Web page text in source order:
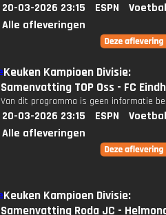
20-03-2026 23:15 ESPN
Alle afleveringen
Keuken Kampioen Divisie:
Samenvatting TOP Oss - FC
Van dit programma is geen informatie
20-03-2026 23:15 ESPN
Alle afleveringen
Keuken Kampioen Divisie:
Samenvatting Roda JC -